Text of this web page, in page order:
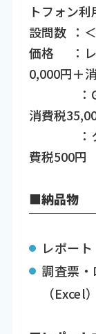
トフォン
設問数 ：
価格 ：レ
0,000円＋
：GT表
消費税
：クロ
費税500円
■納品物
レポート
調査票
（Excel）